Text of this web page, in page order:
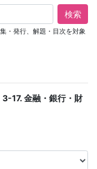
検索
・発行、解題・目次を対象
17. 金融・銀行・財